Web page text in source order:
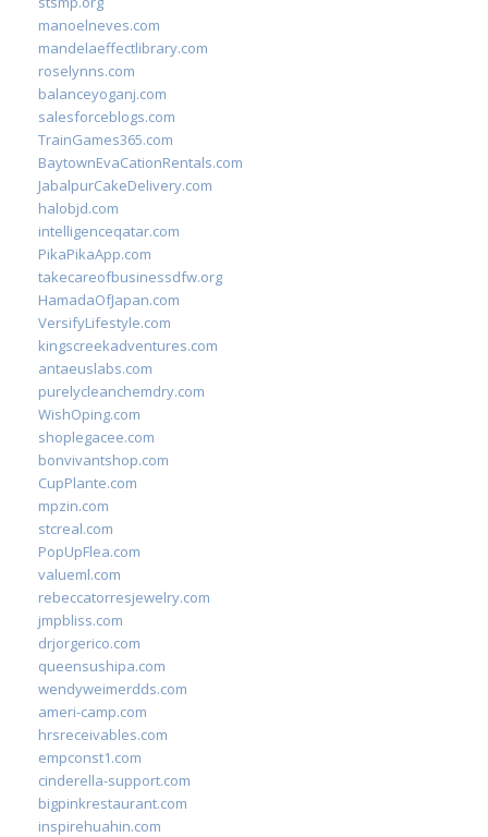
manoelneves.com
mandelaeffectlibrary.com
roselynns.com
balanceyoganj.com
salesforceblogs.com
TrainGames365.com
BaytownEvaCationRentals.com
JabalpurCakeDelivery.com
halobjd.com
intelligenceqatar.com
PikaPikaApp.com
takecareofbusinessdfw.org
HamadaOfJapan.com
VersifyLifestyle.com
kingscreekadventures.com
antaeuslabs.com
purelycleanchemdry.com
WishOping.com
shoplegacee.com
bonvivantshop.com
CupPlante.com
mpzin.com
stcreal.com
PopUpFlea.com
valueml.com
rebeccatorresjewelry.com
jmpbliss.com
drjorgerico.com
queensushipa.com
wendyweimerdds.com
ameri-camp.com
hrsreceivables.com
empconst1.com
cinderella-support.com
bigpinkrestaurant.com
inspirehuahin.com